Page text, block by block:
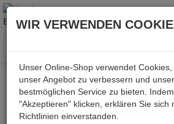
Menü
Weiter einkaufen Kessler electronic
KEUT6-100GN
WIR VERWENDEN
Unser Online-Shop verwendet Cookies,
unser Angebot zu verbessern und
bestmöglichen Service zu bieten.
"Akzeptieren" klicken, erklären Sie sich
Richtlinien einverstanden.